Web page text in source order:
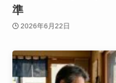
準
2026年6月22日